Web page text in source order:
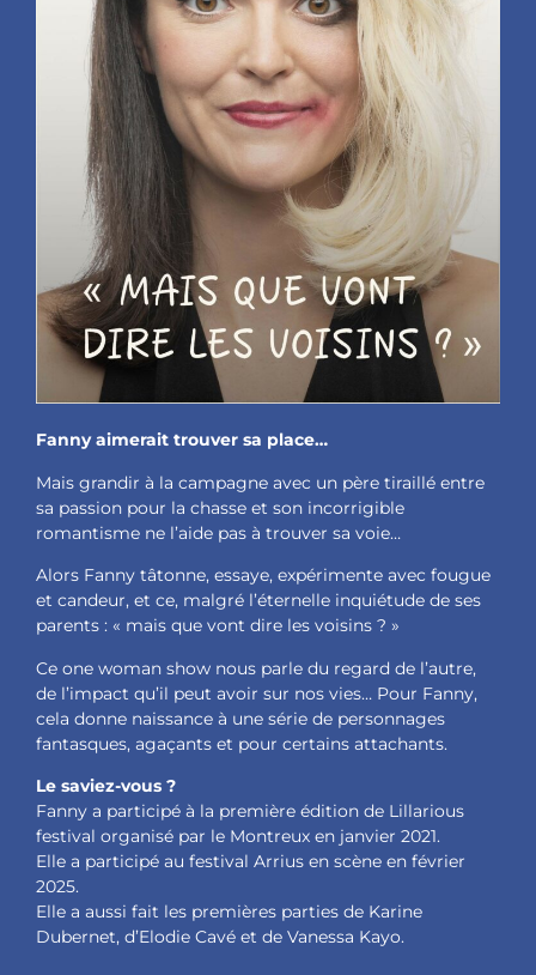
Fanny aimerait trouver sa place…
Mais grandir à la campagne avec un père tiraillé entre
sa passion pour la chasse et son incorrigible
romantisme ne l’aide pas à trouver sa voie…
Alors Fanny tâtonne, essaye, expérimente avec fougue
et candeur, et ce, malgré l’éternelle inquiétude de ses
parents : « mais que vont dire les voisins ? »
Ce one woman show nous parle du regard de l’autre,
de l’impact qu’il peut avoir sur nos vies… Pour Fanny,
cela donne naissance à une série de personnages
fantasques, agaçants et pour certains attachants.
Le saviez-vous ?
Fanny a participé à la première édition de Lillarious
festival organisé par le Montreux en janvier 2021.
Elle a participé au festival Arrius en scène en février
2025.
Elle a aussi fait les premières parties de Karine
Dubernet, d’Elodie Cavé et de Vanessa Kayo.